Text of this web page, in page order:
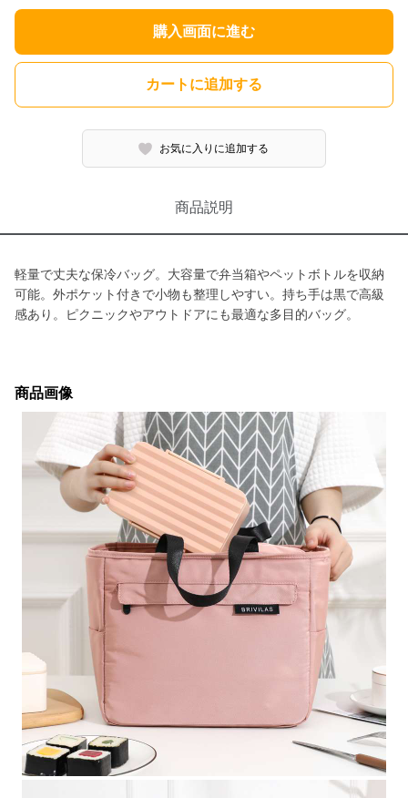
購入画面に進む
カートに追加する
お気に入りに追加する
商品説明
軽量で丈夫な保冷バッグ。大容量で弁当箱やペットボトルを収納
可能。外ポケット付きで小物も整理しやすい。持ち手は黒で高級
感あり。ピクニックやアウトドアにも最適な多目的バッグ。
商品画像